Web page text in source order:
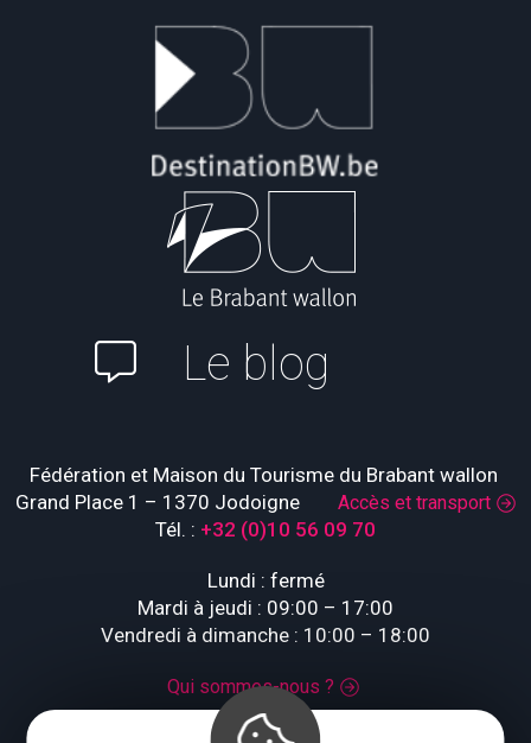
Le blog
Fédération et Maison du Tourisme du Brabant wallon
Grand Place 1 – 1370 Jodoigne Accès et transport
Tél. : +32 (0)10 56 09 70
Lundi : fermé
Mardi à jeudi : 09:00 – 17:00
Vendredi à dimanche : 10:00 – 18:00
Qui sommes-nous ?